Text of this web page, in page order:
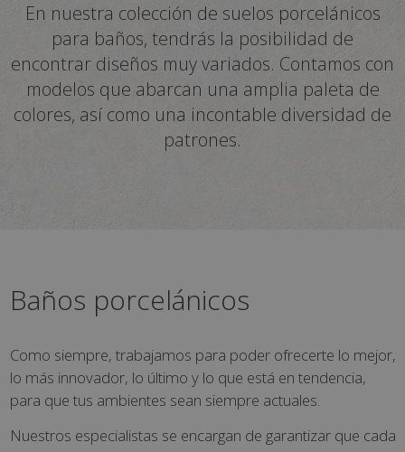
En nuestra colección de suelos porcelánicos
para baños, tendrás la posibilidad de
encontrar diseños muy variados. Contamos con
modelos que abarcan una amplia paleta de
colores, así como una incontable diversidad de
patrones.
Baños porcelánicos
Como siempre, trabajamos para poder ofrecerte lo mejor,
lo más innovador, lo último y lo que está en tendencia,
para que tus ambientes sean siempre actuales.
Nuestros especialistas se encargan de garantizar que cada